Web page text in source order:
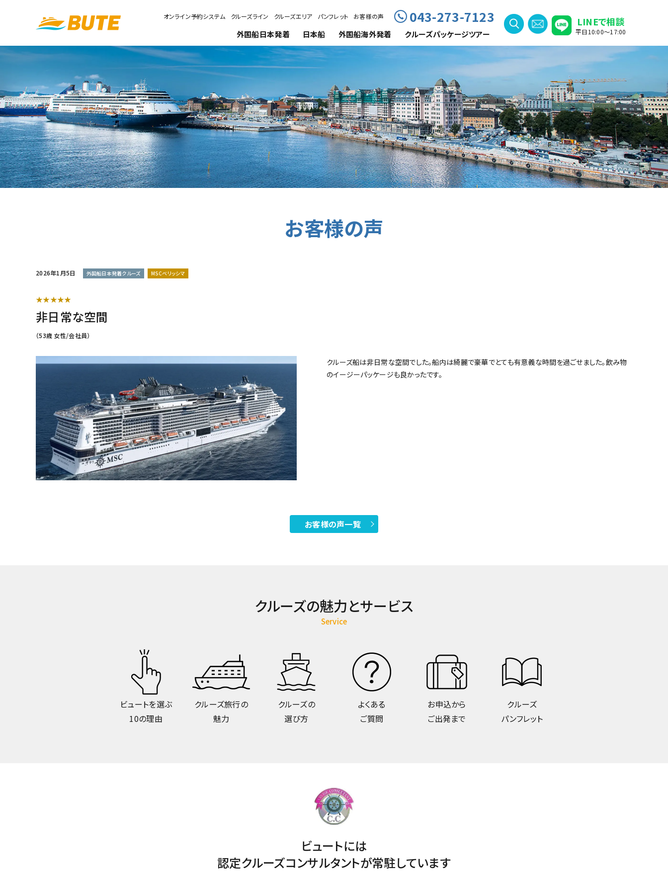
外国船日本発着 日本船 外国船海外発着 クルーズパッケージツアー
オンライン予約システム クルーズライン クルーズエリア パンフレット お客様の声 043-273-7123 LINEで相談
平日10:00〜17:00
お客様の声
2026年1月5日 外国船日本発着クルーズ MSCベリッシマ
★★★★★
非日常な空間
（53歳 女性/会社員）
クルーズ船は非日常な空間でした。船内は綺麗で豪華でとても有意義な時間を過ごせました。飲み物
のイージーパッケージも良かったです。
お客様の声一覧
クルーズの魅力とサービス
Service
ビュートを選ぶ
10の理由
クルーズ旅行の
魅力
クルーズの
選び方
よくある
ご質問
お申込から
ご出発まで
クルーズ
パンフレット
ビュートには
認定クルーズコンサルタントが常駐しています